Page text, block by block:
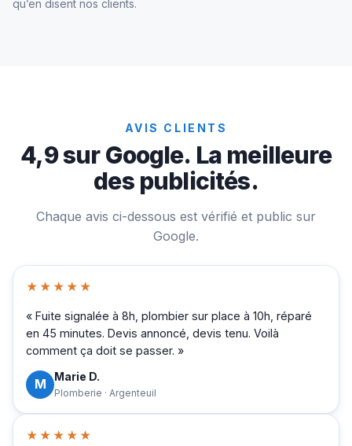
qu’en disent nos clients.
AVIS CLIENTS
4,9 sur Google. La meilleure
des publicités.
Chaque avis ci-dessous est vérifié et public sur
Google.
★★★★★
« Fuite signalée à 8h, plombier sur place à 10h, réparé
en 45 minutes. Devis annoncé, devis tenu. Voilà
comment ça doit se passer. »
M Marie D.
Plomberie · Argenteuil
★★★★★